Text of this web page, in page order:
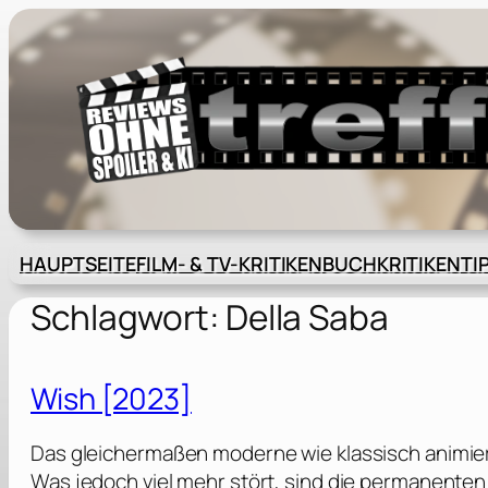
Zum
Inhalt
springen
HAUPTSEITEFILM- & TV-KRITIKENBUCHKRITIKEN
Schlagwort: Della Saba
Wish [2023]
Das gleichermaßen moderne wie klassisch
Was jedoch viel mehr stört, sind die